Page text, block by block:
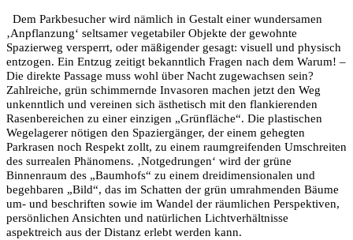
Dem Parkbesucher wird nämlich in Gestalt einer wundersamen
‚Anpflanzung‘ seltsamer vegetabiler Objekte der gewohnte
Spazierweg versperrt, oder mäßigender gesagt: visuell und physisch
entzogen. Ein Entzug zeitigt bekanntlich Fragen nach dem Warum! –
Die direkte Passage muss wohl über Nacht zugewachsen sein?
Zahlreiche, grün schimmernde Invasoren machen jetzt den Weg
unkenntlich und vereinen sich ästhetisch mit den flankierenden
Rasenbereichen zu einer einzigen „Grünfläche“. Die plastischen
Wegelagerer nötigen den Spaziergänger, der einem gehegten
Parkrasen noch Respekt zollt, zu einem raumgreifenden Umschreiten
des surrealen Phänomens. ‚Notgedrungen‘ wird der grüne
Binnenraum des „Baumhofs“ zu einem dreidimensionalen und
begehbaren „Bild“, das im Schatten der grün umrahmenden Bäume
um- und beschriften sowie im Wandel der räumlichen Perspektiven,
persönlichen Ansichten und natürlichen Lichtverhältnisse
aspektreich aus der Distanz erlebt werden kann.